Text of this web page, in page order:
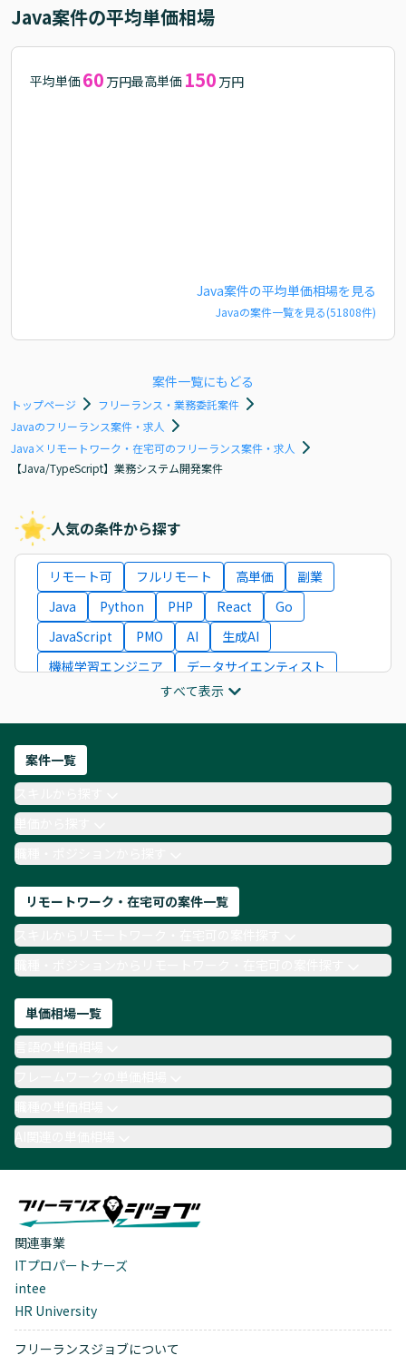
Java案件の平均単価相場
平均単価 60 万円最高単価 150 万円
Java案件の平均単価相場を見る
Javaの案件一覧を見る(51808件)
案件一覧にもどる
トップページ
フリーランス・業務委託案件
Javaのフリーランス案件・求人
Java×リモートワーク・在宅可のフリーランス案件・求人
【Java/TypeScript】業務システム開発案件
人気の条件から探す
リモート可 フルリモート 高単価
副業
Java
Python PHP React
Go
JavaScript
PMO AI
生成AI
機械学習エンジニア
データサイエンティスト
ITコンサルタント
フロントエンドエンジニア
ネットワークエンジニア
AIエンジニア
Webデザイナー
月収100万円 業務委託
COBOL
Ruby
TypeScript
Laravel AWS
すべて表示
案件一覧
単価から探す
職種・ポジションから探す
リモートワーク・在宅可の案件一覧
職種・ポジションからリモートワーク・在宅可の案件探す
単価相場一覧
職種の単価相場
AI関連の単価相場
関連事業
ITプロパートナーズ
intee
HR University
フリーランスジョブについて